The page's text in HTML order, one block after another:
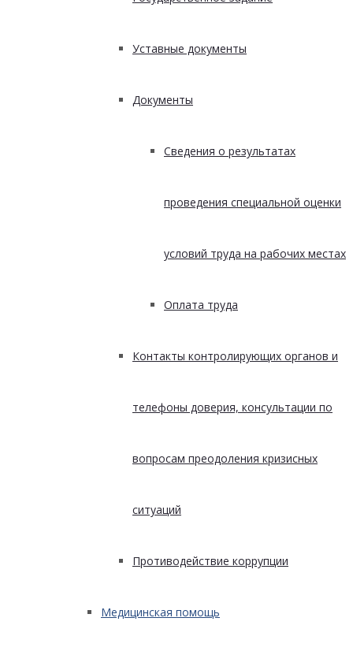
Уставные документы
Документы
Сведения о результатах
проведения специальной оценки
условий труда на рабочих местах
Оплата труда
Контакты контролирующих органов и
телефоны доверия, консультации по
вопросам преодоления кризисных
ситуаций
Противодействие коррупции
Медицинская помощь